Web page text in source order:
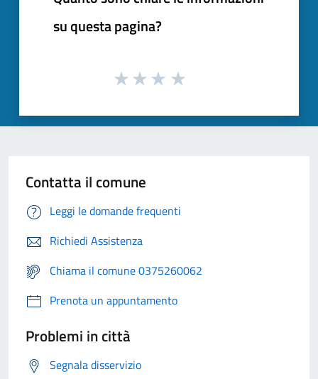
su questa pagina?
Contatta il comune
Leggi le domande frequenti
Richiedi Assistenza
Chiama il comune 0375260062
Prenota un appuntamento
Problemi in città
Segnala disservizio